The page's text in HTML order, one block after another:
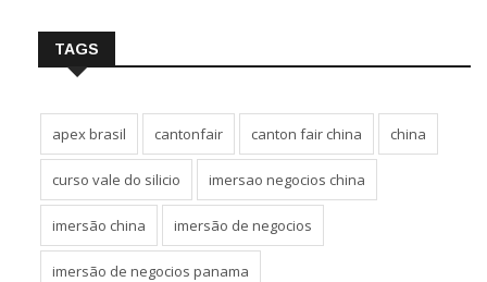
TAGS
apex brasil cantonfair canton fair china china
curso vale do silicio imersao negocios china
imersão china imersão de negocios
imersão de negocios panama